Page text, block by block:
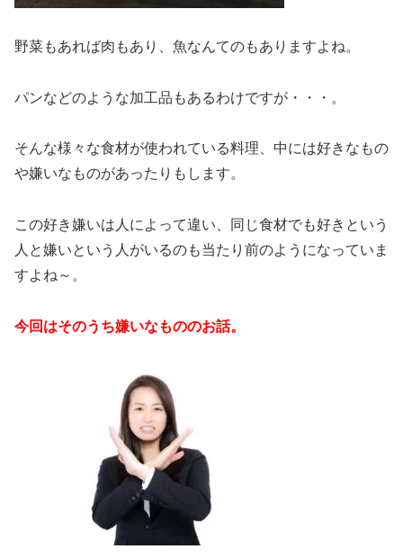
野菜もあれば肉もあり、魚なんてのもありますよね。
パンなどのような加工品もあるわけですが・・・。
そんな様々な食材が使われている料理、中には好きなもの
や嫌いなものがあったりもします。
この好き嫌いは人によって違い、同じ食材でも好きという
人と嫌いという人がいるのも当たり前のようになっていま
すよね～。
今回はそのうち嫌いなもののお話。